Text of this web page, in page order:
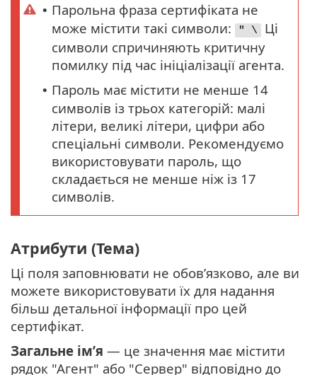
• Парольна фраза сертифіката не
може містити такі символи:
" \
Ці
символи спричиняють критичну
помилку під час ініціалізації агента.
• Пароль має містити не менше 14
символів із трьох категорій: малі
літери, великі літери, цифри або
спеціальні символи. Рекомендуємо
використовувати пароль, що
складається не менше ніж із 17
символів.
Атрибути (Тема)
Ці поля заповнювати не обов’язково, але ви
можете використовувати їх для надання
більш детальної інформації про цей
сертифікат.
Загальне ім’я — це значення має містити
рядок "Агент" або "Сервер" відповідно до